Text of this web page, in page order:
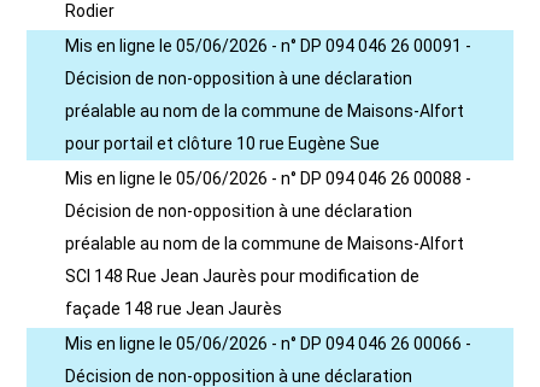
Rodier
Mis en ligne le 05/06/2026 - n° DP 094 046 26 00091 -
Décision de non-opposition à une déclaration
préalable au nom de la commune de Maisons-Alfort
pour portail et clôture 10 rue Eugène Sue
Mis en ligne le 05/06/2026 - n° DP 094 046 26 00088 -
Décision de non-opposition à une déclaration
préalable au nom de la commune de Maisons-Alfort
SCI 148 Rue Jean Jaurès pour modification de
façade 148 rue Jean Jaurès
Mis en ligne le 05/06/2026 - n° DP 094 046 26 00066 -
Décision de non-opposition à une déclaration